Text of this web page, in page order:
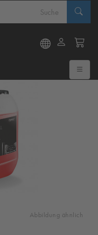
Abbildung ähnlich